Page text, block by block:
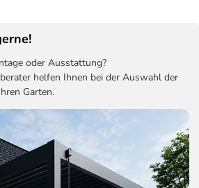
oder Ausstattung?
helfen Ihnen bei der Auswahl der
Garten.